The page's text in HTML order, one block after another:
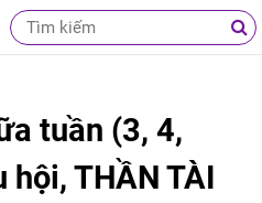
tuần (3, 4,
THẦN TÀI